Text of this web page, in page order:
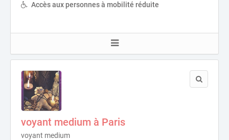
Accès aux personnes à mobilité réduite
voyant medium à Paris
voyant medium